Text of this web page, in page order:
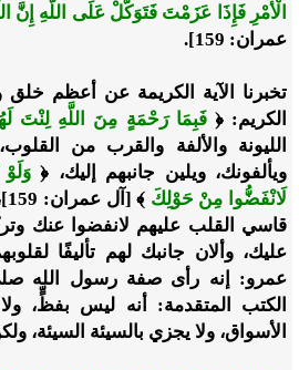
الْأَمْرِ فَإِذَا عَزَمْتَ فَتَوَكَّلْ عَلَى اللَّهِ إِنَّ
عمران: 159].
تخبرنا الآية الكريمة عن أعظم خلق
الكريم: ﴿فَبِمَا رَحْمَةٍ مِنَ اللَّهِ لِنْتَ
الليونة والألفة والقرب من
ويألفونك، ويلين جانبهم إليك، ﴿
لَانْفَضُّوا مِنْ حَوْلِكَ
قاسي القلب عليهم لانفضوا عنك
عليك، وألان جانبك لهم تأليفًا
عمرو: إنه رأى صفة رسول الله
الكتب المتقدمة: أنه ليس بفظٍّ،
الأسواق، ولا يجزي بالسيئة السيئة،